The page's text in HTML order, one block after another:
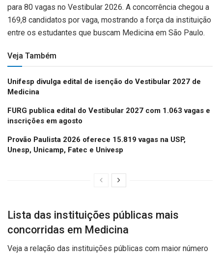
para 80 vagas no Vestibular 2026. A concorrência chegou a
169,8 candidatos por vaga, mostrando a força da instituição
entre os estudantes que buscam Medicina em São Paulo.
Veja Também
Unifesp divulga edital de isenção do Vestibular 2027 de
Medicina
FURG publica edital do Vestibular 2027 com 1.063 vagas e
inscrições em agosto
Provão Paulista 2026 oferece 15.819 vagas na USP,
Unesp, Unicamp, Fatec e Univesp
Lista das instituições públicas mais
concorridas em Medicina
Veja a relação das instituições públicas com maior número